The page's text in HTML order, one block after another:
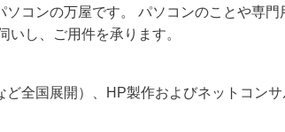
コンの万屋です。 パソコンのことや専門
いし、ご用件を承ります。
全国展開）、HP製作およびネットコン